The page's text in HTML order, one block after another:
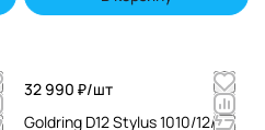
32 990 ₽/шт
Goldring D12 Stylus 1010/12/GX